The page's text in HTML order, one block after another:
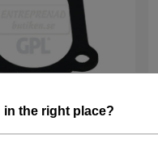
in the right place?
Motor 5351392-03